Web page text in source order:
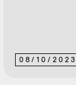
08/ 10/ 2023